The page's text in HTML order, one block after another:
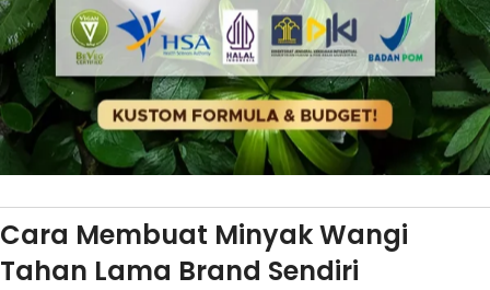
Cara Membuat Minyak Wangi
Tahan Lama Brand Sendiri